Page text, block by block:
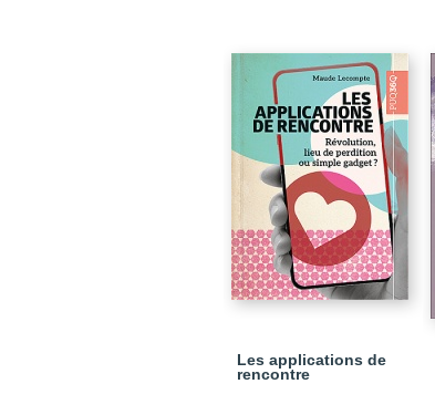
Les applications de
rencontre